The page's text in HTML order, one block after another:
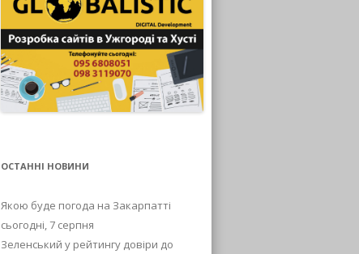
ОСТАННІ НОВИНИ
Якою буде погода на Закарпатті
сьогодні, 7 серпня
Зеленський у рейтингу довіри до